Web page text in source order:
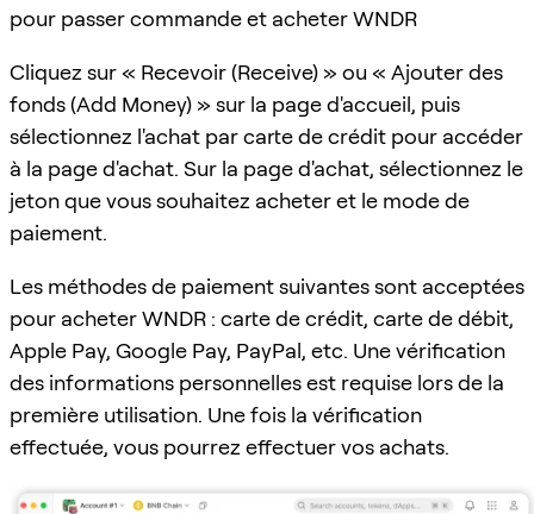
pour passer commande et acheter WNDR
Cliquez sur « Recevoir (Receive) » ou « Ajouter des
fonds (Add Money) » sur la page d'accueil, puis
sélectionnez l'achat par carte de crédit pour accéder
à la page d'achat. Sur la page d'achat, sélectionnez le
jeton que vous souhaitez acheter et le mode de
paiement.
Les méthodes de paiement suivantes sont acceptées
pour acheter WNDR : carte de crédit, carte de débit,
Apple Pay, Google Pay, PayPal, etc. Une vérification
des informations personnelles est requise lors de la
première utilisation. Une fois la vérification
effectuée, vous pourrez effectuer vos achats.